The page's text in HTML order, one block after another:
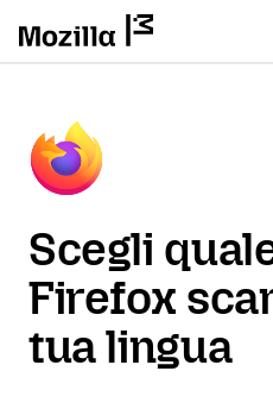
Scegli
Firefox
tua lingua